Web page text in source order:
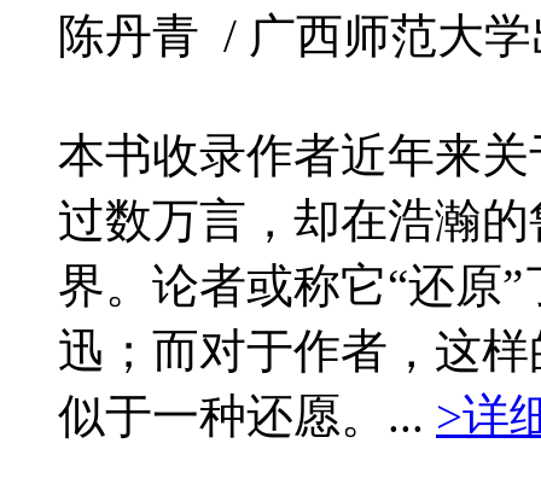
陈丹青 / 广西师范大
本书收录作者近年来
过数万言，却在浩瀚
界。论者或称它“还原
迅；而对于作者，这
似于一种还愿。... >详